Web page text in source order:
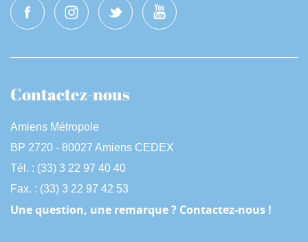
Contactez-nous
Amiens Métropole
BP 2720 - 80027 Amiens CEDEX
Tél. : (33) 3 22 97 40 40
Fax. : (33) 3 22 97 42 53
Une question, une remarque ? Contactez-nous !